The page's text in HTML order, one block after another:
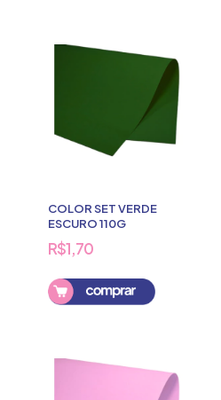
COLOR SET VERDE
ESCURO 110G
R$1,70